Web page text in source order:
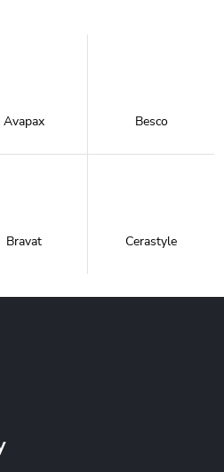
Avapax Besco
Bravat Cerastyle